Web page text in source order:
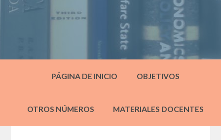
PÁGINA DE INICIO OBJETIVOS
OTROS NÚMEROS MATERIALES DOCENTES